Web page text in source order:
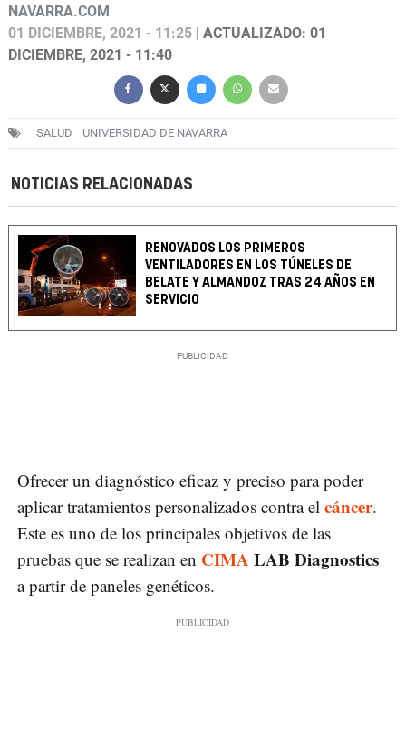
NAVARRA.COM
01 DICIEMBRE, 2021 - 11:25 | ACTUALIZADO: 01
DICIEMBRE, 2021 - 11:40
SALUD UNIVERSIDAD DE NAVARRA
NOTICIAS RELACIONADAS
RENOVADOS LOS PRIMEROS
VENTILADORES EN LOS TÚNELES DE
BELATE Y ALMANDOZ TRAS 24 AÑOS EN
SERVICIO
Ofrecer un diagnóstico eficaz y preciso para poder
aplicar tratamientos personalizados contra el cáncer.
Este es uno de los principales objetivos de las
pruebas que se realizan en CIMA LAB Diagnostics
a partir de paneles genéticos.